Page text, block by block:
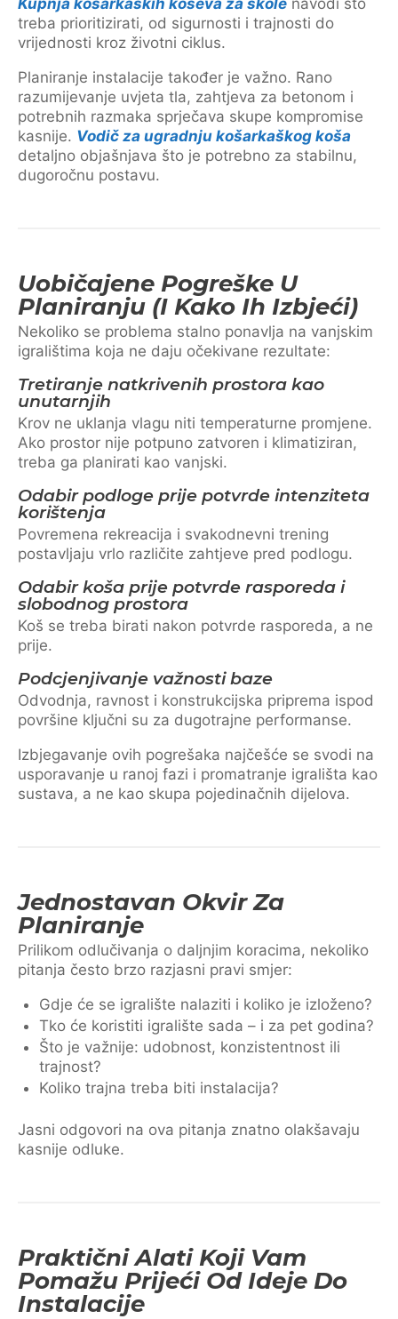
treba prioritizirati, od sigurnosti i trajnosti do
vrijednosti kroz životni ciklus.
Planiranje instalacije također je važno. Rano
razumijevanje uvjeta tla, zahtjeva za betonom i
potrebnih razmaka sprječava skupe kompromise
kasnije. Vodič za ugradnju košarkaškog koša
detaljno objašnjava što je potrebno za stabilnu,
dugoročnu postavu.
Uobičajene Pogreške U
Planiranju (i Kako Ih Izbjeći)
Nekoliko se problema stalno ponavlja na vanjskim
igralištima koja ne daju očekivane rezultate:
Tretiranje natkrivenih prostora kao
unutarnjih
Krov ne uklanja vlagu niti temperaturne promjene.
Ako prostor nije potpuno zatvoren i klimatiziran,
treba ga planirati kao vanjski.
Odabir podloge prije potvrde intenziteta
korištenja
Povremena rekreacija i svakodnevni trening
postavljaju vrlo različite zahtjeve pred podlogu.
Odabir koša prije potvrde rasporeda i
slobodnog prostora
Koš se treba birati nakon potvrde rasporeda, a ne
prije.
Podcjenjivanje važnosti baze
Odvodnja, ravnost i konstrukcijska priprema ispod
površine ključni su za dugotrajne performanse.
Izbjegavanje ovih pogrešaka najčešće se svodi na
usporavanje u ranoj fazi i promatranje igrališta kao
sustava, a ne kao skupa pojedinačnih dijelova.
Jednostavan Okvir Za
Planiranje
Prilikom odlučivanja o daljnjim koracima, nekoliko
pitanja često brzo razjasni pravi smjer:
Gdje će se igralište nalaziti i koliko je izloženo?
Tko će koristiti igralište sada – i za pet godina?
Što je važnije: udobnost, konzistentnost ili
trajnost?
Koliko trajna treba biti instalacija?
Jasni odgovori na ova pitanja znatno olakšavaju
kasnije odluke.
Praktični Alati Koji Vam
Pomažu Prijeći Od Ideje Do
Instalacije